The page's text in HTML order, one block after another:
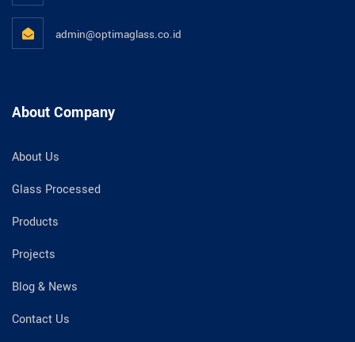
admin@optimaglass.co.id
About Company
About Us
Glass Processed
Products
Projects
Blog & News
Contact Us